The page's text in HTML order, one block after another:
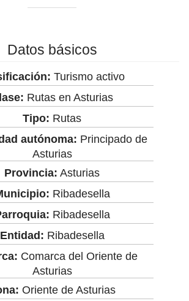
Datos básicos
Turismo activo
Rutas en Asturias
Tipo: Rutas
autónoma: Principado de
Asturias
Provincia: Asturias
Ribadesella
Ribadesella
Entidad: Ribadesella
Comarca del Oriente de
Asturias
Oriente de Asturias